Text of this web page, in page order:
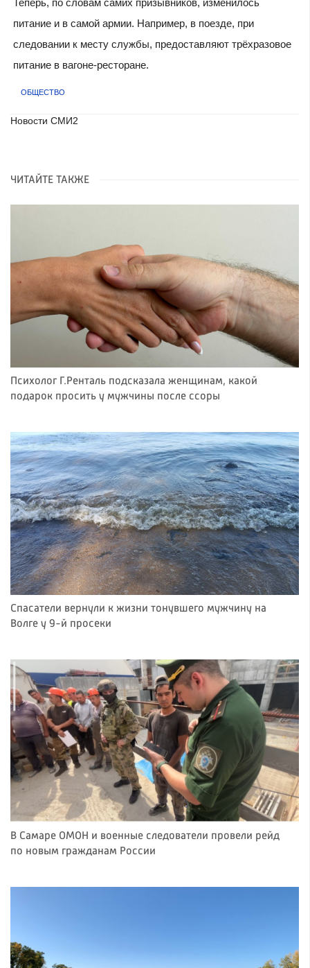
Теперь, по словам самих призывников, изменилось
питание и в самой армии. Например, в поезде, при
следовании к месту службы, предоставляют трёхразовое
питание в вагоне-ресторане.
ОБЩЕСТВО
Новости СМИ2
ЧИТАЙТЕ ТАКЖЕ
Психолог Г.Ренталь подсказала женщинам, какой
подарок просить у мужчины после ссоры
Спасатели вернули к жизни тонувшего мужчину на
Волге у 9-й просеки
В Самаре ОМОН и военные следователи провели рейд
по новым гражданам России